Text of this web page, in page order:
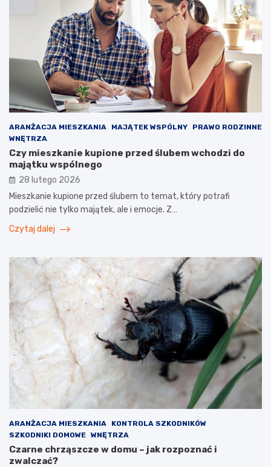
ARANŻACJA MIESZKANIA MAJĄTEK WSPÓLNY
PRAWO RODZINNE
WNĘTRZA
Czy mieszkanie kupione przed ślubem wchodzi do
majątku wspólnego
28 lutego 2026
Mieszkanie kupione przed ślubem to temat, który potrafi
podzielić nie tylko majątek, ale i emocje. Z…
Czytaj dalej
ARANŻACJA MIESZKANIA
KONTROLA SZKODNIKÓW
SZKODNIKI DOMOWE WNĘTRZA
Czarne chrząszcze w domu – jak rozpoznać i
zwalczać?